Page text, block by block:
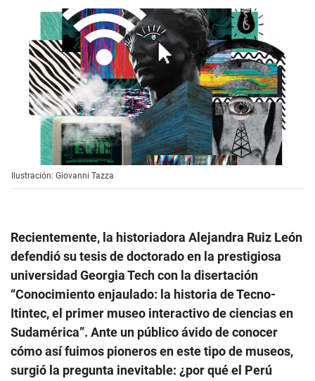
Ilustración: Giovanni Tazza
Recientemente, la historiadora Alejandra Ruiz León
defendió su tesis de doctorado en la prestigiosa
universidad Georgia Tech con la disertación
“Conocimiento enjaulado: la historia de Tecno-
Itintec, el primer museo interactivo de ciencias en
Sudamérica”. Ante un público ávido de conocer
cómo así fuimos pioneros en este tipo de museos,
surgió la pregunta inevitable: ¿por qué el Perú